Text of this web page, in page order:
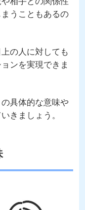
うこともあるの
の人に対しても
ンを実現できま
具体的な意味や
きましょう。